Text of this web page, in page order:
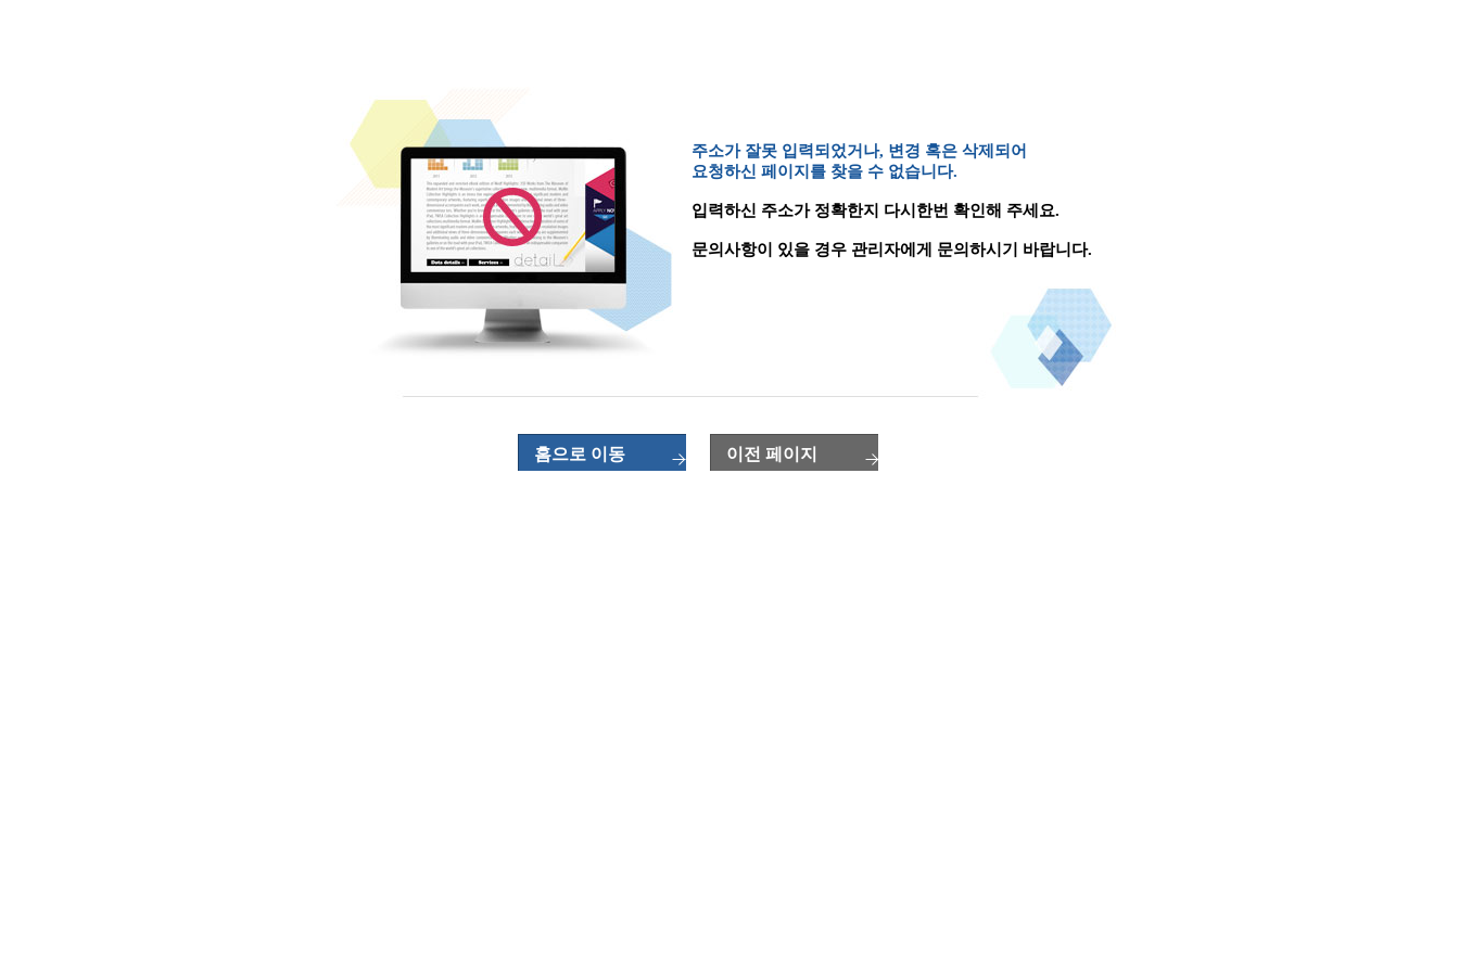
주소가 잘못 입력되었거나, 변경 혹은 삭제되어
요청하신 페이지를 찾을 수 없습니다.
입력하신 주소가 정확한지 다시한번 확인해 주세요.
문의사항이 있을 경우 관리자에게 문의하시기 바랍니다.
홈으로 이동 이전 페이지